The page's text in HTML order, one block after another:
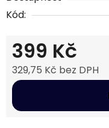
Kód:
399 Kč
329,75 Kč bez DPH
Měrná cena: